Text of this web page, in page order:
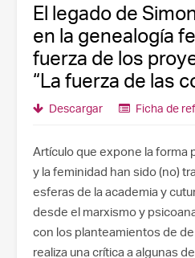
El legado de
en la genealogía
fuerza de los
“La fuerza de las
Descargar Ficha de
Artículo que expone la forma
y la feminidad han sido (no)
esferas de la academia y
desde el marxismo y
con los planteamientos de de
realiza una crítica a algunas